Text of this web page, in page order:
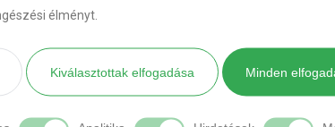
élményt.
Kiválasztottak elfogadása Minden
[DIAVETÍTÉS INDÍTÁSA]
Önnek is ilyen autója van?